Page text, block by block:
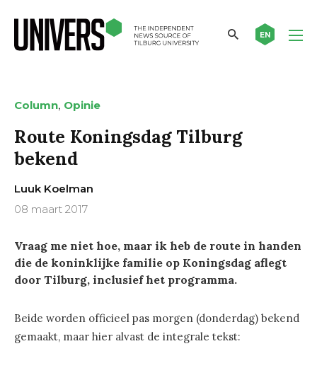
EN
Column, Opinie
Route Koningsdag Tilburg
bekend
Luuk Koelman
08 maart 2017
Vraag me niet hoe, maar ik heb de route in handen
die de koninklijke familie op Koningsdag aflegt
door Tilburg, inclusief het programma.
Beide worden officieel pas morgen (donderdag) bekend
gemaakt, maar hier alvast de integrale tekst: